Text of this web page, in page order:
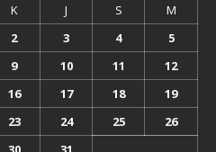
K J S
M
2 3 4
5
9 10 11
12
16 17 18
19
23 24 25
26